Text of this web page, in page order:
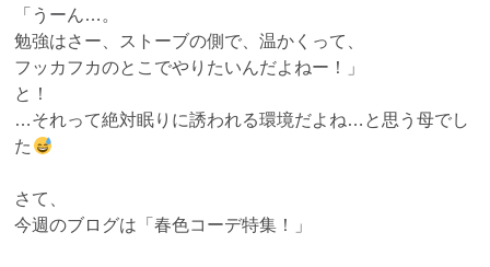
「うーん…。
勉強はさー、ストーブの側で、温かくって、
フッカフカのとこでやりたいんだよねー！」
と！
…それって絶対眠りに誘われる環境だよね…と思う母でし
た
さて、
今週のブログは「春色コーデ特集！」